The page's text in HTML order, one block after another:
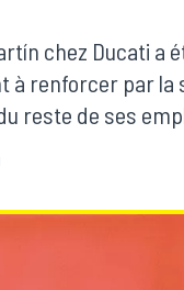
chez Ducati a
à renforcer par
reste de ses